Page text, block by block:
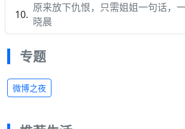
原来放下仇恨，只需姐姐一句话，
晓晨
专题
微博之夜